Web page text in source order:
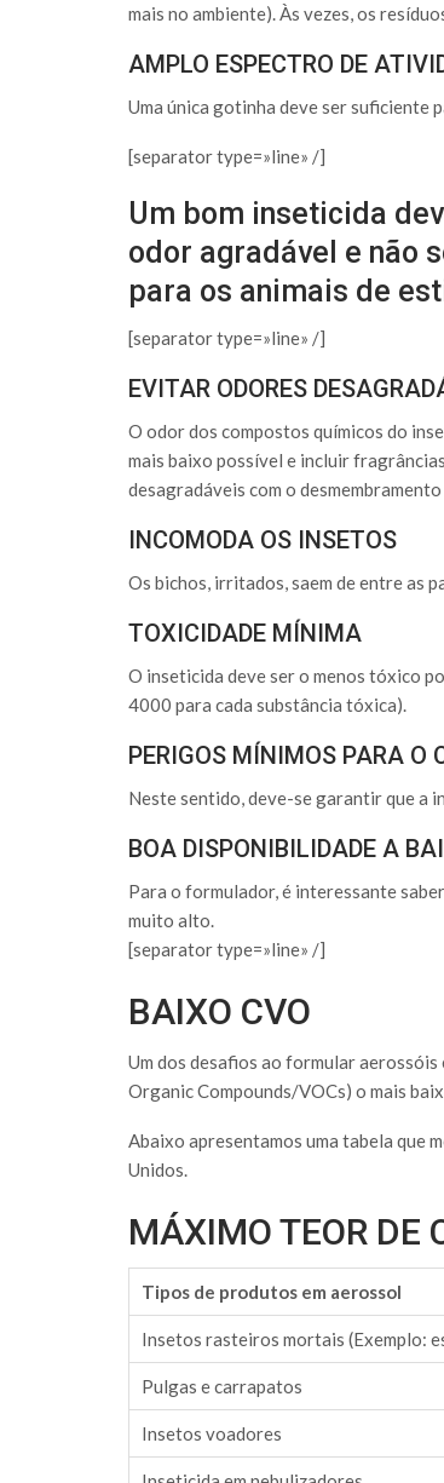
mais no ambiente). Às vezes, os
AMPLO ESPECTRO DE
Uma única gotinha deve ser suficiente
[separator type=»line» /]
Um bom inseticida
odor agradável e não
para os animais de
[separator type=»line» /]
EVITAR ODORES
O odor dos compostos químicos do
mais baixo possível e incluir
desagradáveis com o
INCOMODA OS INSETOS
Os bichos, irritados, saem de entre as
TOXICIDADE MÍNIMA
O inseticida deve ser o menos tóxico
4000 para cada substância tóxica).
PERIGOS MÍNIMOS PARA O
Neste sentido, deve-se garantir que a
BOA DISPONIBILIDADE A
Para o formulador, é interessante
muito alto.
[separator type=»line» /]
BAIXO CVO
Um dos desafios ao formular
Organic Compounds/VOCs) o mais
Abaixo apresentamos uma tabela que
Unidos.
MÁXIMO TEOR DE
Tipos de produtos em aerossol
Insetos rasteiros mortais (Exemplo:
Pulgas e carrapatos
Insetos voadores